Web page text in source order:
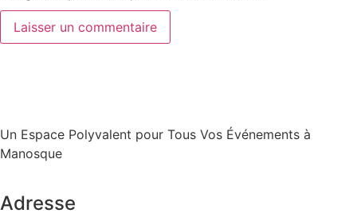
Un Espace Polyvalent pour Tous Vos Événements à
Manosque
Adresse